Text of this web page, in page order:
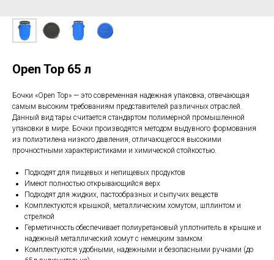
Open Top 65 л
Бочки «Open Top» — это современная надежная упаковка, отвечающая
самым высоким требованиям представителей различных отраслей.
Данный вид тары считается стандартом полимерной промышленной
упаковки в мире. Бочки производятся методом выдувного формования
из полиэтилена низкого давления, отличающегося высокими
прочностными характеристиками и химической стойкостью.
Подходят для пищевых и непищевых продуктов
Имеют полностью открывающийся верх
Подходят для жидких, пастообразных и сыпучих веществ
Комплектуются крышкой, металлическим хомутом, шплинтом и
стрелкой
Герметичность обеспечивает полиуретановый уплотнитель в крышке и
надежный металлический хомут с немецким замком
Комплектуются удобными, надежными и безопасными ручками (до